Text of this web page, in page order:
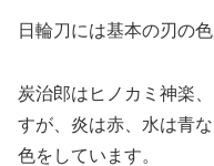
日輪刀には基本の刃の色
炭治郎はヒノカミ神楽
すが、炎は赤、水は青
色をしています。